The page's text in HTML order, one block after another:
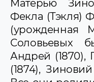
лечения и
Пирусский
Профессор Г.А.
врач и
Президент
Гродненской
Александр
Соловьев З.П. -
Матерью
Фекла (Тэкля)
(урожденная
Соловьевых
Андрей (1870),
(1874),